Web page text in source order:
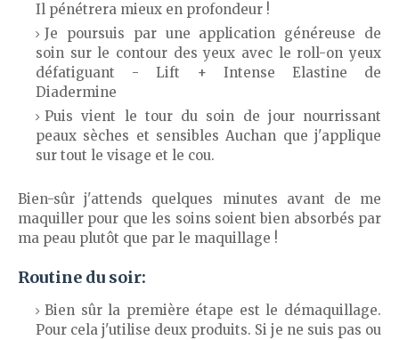
Il pénétrera mieux en profondeur !
Je poursuis par une application généreuse de
soin sur le contour des yeux avec le roll-on yeux
défatiguant - Lift + Intense Elastine de
Diadermine
Puis vient le tour du soin de jour nourrissant
peaux sèches et sensibles Auchan que j'applique
sur tout le visage et le cou.
Bien-sûr j'attends quelques minutes avant de me
maquiller pour que les soins soient bien absorbés par
ma peau plutôt que par le maquillage !
Routine du soir:
Bien sûr la première étape est le démaquillage.
Pour cela j'utilise deux produits. Si je ne suis pas ou